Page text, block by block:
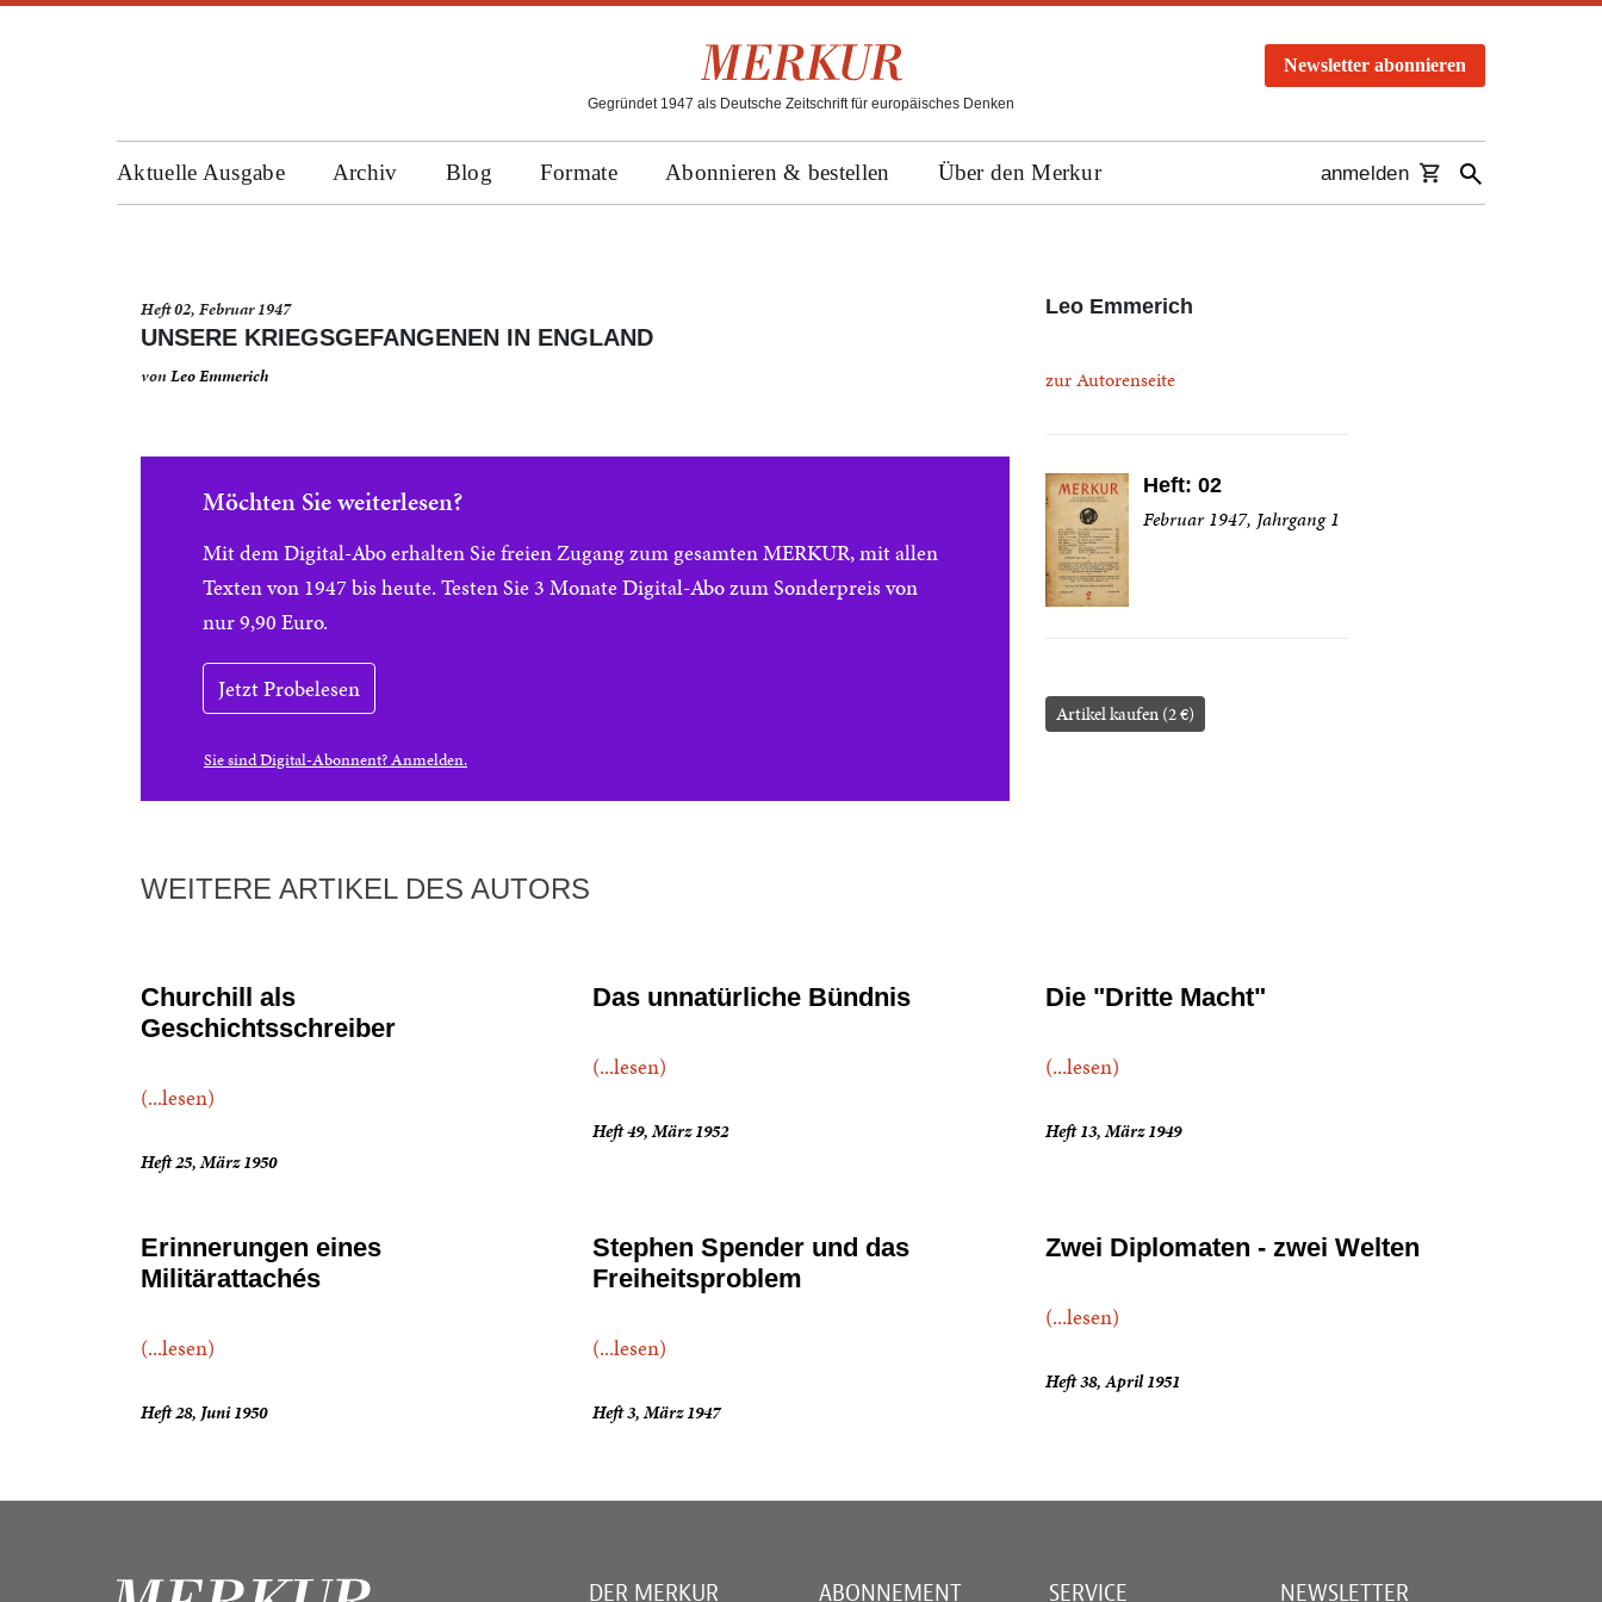
Gegründet 1947 als Deutsche Zeitschrift für europäisches Denken
Newsletter abonnieren
Aktuelle Ausgabe Archiv Blog Formate Abonnieren & bestellen Über den Merkur anmelden
Heft 02, Februar 1947
UNSERE KRIEGSGEFANGENEN IN ENGLAND
vonLeo Emmerich
Möchten Sie weiterlesen?
Mit dem Digital-Abo erhalten Sie freien Zugang zum gesamten MERKUR, mit allen
Texten von 1947 bis heute. Testen Sie 3 Monate Digital-Abo zum Sonderpreis von
nur 9,90 Euro.
Jetzt Probelesen
Sie sind Digital-Abonnent? Anmelden.
Leo Emmerich
zur Autorenseite
Heft: 02
Februar 1947, Jahrgang 1
Artikel kaufen (2 €)
WEITERE ARTIKEL DES AUTORS
Churchill als
Geschichtsschreiber
(...lesen)
Heft 25, März 1950
Das unnatürliche Bündnis
(...lesen)
Heft 49, März 1952
Die "Dritte Macht"
(...lesen)
Heft 13, März 1949
Erinnerungen eines
Militärattachés
(...lesen)
Heft 28, Juni 1950
Stephen Spender und das
Freiheitsproblem
(...lesen)
Heft 3, März 1947
Zwei Diplomaten - zwei Welten
(...lesen)
Heft 38, April 1951
DER MERKUR ABONNEMENT SERVICE NEWSLETTER